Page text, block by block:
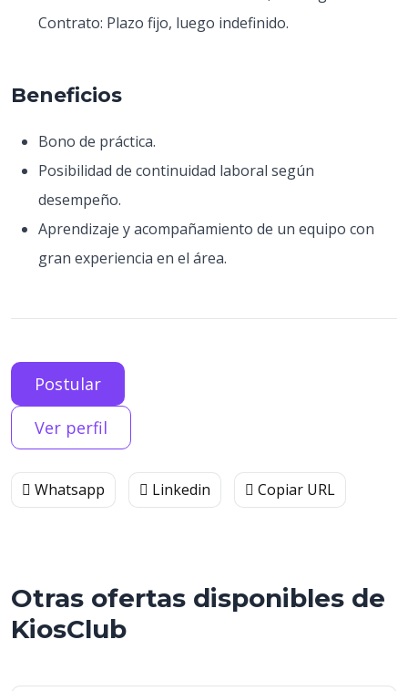
Contrato: Plazo fijo, luego indefinido.
Beneficios
Bono de práctica.
Posibilidad de continuidad laboral según
desempeño.
Aprendizaje y acompañamiento de un equipo con
gran experiencia en el área.
Postular
Ver perfil
Whatsapp Linkedin Copiar URL
Otras ofertas disponibles de
KiosClub